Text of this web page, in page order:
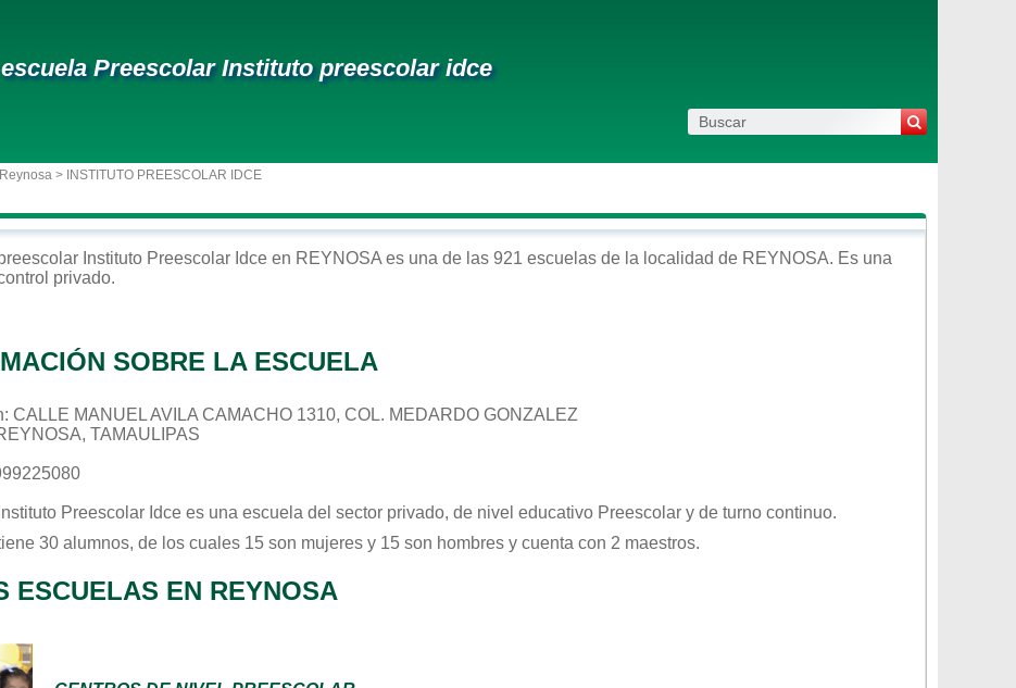
Preescolar Instituto preescolar idce
> INSTITUTO PREESCOLAR IDCE
Instituto Preescolar Idce en REYNOSA es una de las 921 escuelas de la localidad de REYNOSA. Es una
privado.
SOBRE LA ESCUELA
CALLE MANUEL AVILA CAMACHO 1310, COL. MEDARDO GONZALEZ
TAMAULIPAS
Instituto Preescolar Idce es una escuela del sector privado, de nivel educativo Preescolar y de turno continuo.
30 alumnos, de los cuales 15 son mujeres y 15 son hombres y cuenta con 2 maestros.
ESCUELAS EN REYNOSA